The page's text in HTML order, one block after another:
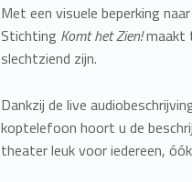
Met een visuele beperking
Stichting Komt het Zien!maakt
slechtziend zijn.
Dankzij de live
koptelefoon hoort u de
theater leuk voor iedereen,